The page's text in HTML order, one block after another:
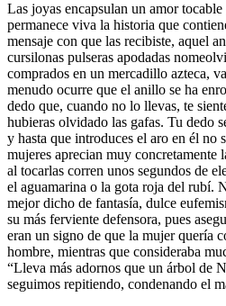
Las joyas encapsulan un amor
permanece viva la historia que
mensaje con que las recibiste, aquel
cursilonas pulseras apodadas
comprados en un mercadillo azteca,
menudo ocurre que el anillo se ha
dedo que, cuando no lo llevas, te
hubieras olvidado las gafas. Tu dedo
y hasta que introduces el aro en él no
mujeres aprecian muy concretamente
al tocarlas corren unos segundos de
el aguamarina o la gota roja del rubí.
mejor dicho de fantasía, dulce
su más ferviente defensora, pues
eran un signo de que la mujer quería
hombre, mientras que consideraba
“Lleva más adornos que un árbol de
seguimos repitiendo, condenando el